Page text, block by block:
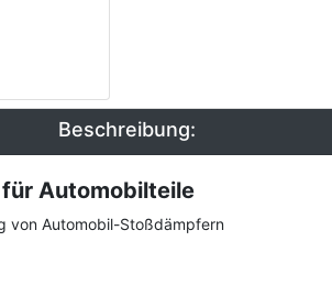
Beschreibung:
Automobilteile
von Automobil-Stoßdämpfern